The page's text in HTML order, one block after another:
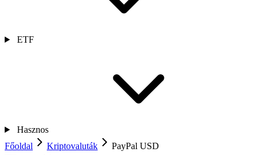
ETF
Hasznos
Főoldal
Kriptovaluták
PayPal USD